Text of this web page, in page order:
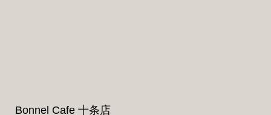
Bonnel Cafe 十条店